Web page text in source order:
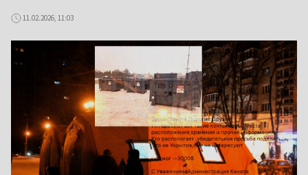
11.02.2026, 11:03